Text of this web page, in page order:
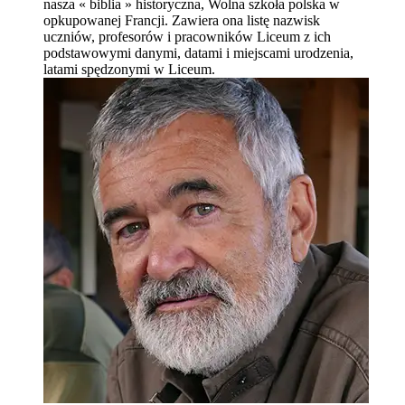
nasza « biblia » historyczna, Wolna szkoła polska w
opkupowanej Francji. Zawiera ona listę nazwisk
uczniów, profesorów i pracowników Liceum z ich
podstawowymi danymi, datami i miejscami urodzenia,
latami spędzonymi w Liceum.